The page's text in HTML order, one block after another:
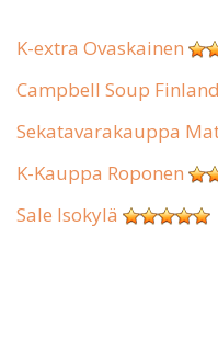
K-extra Ovaskainen
Campbell Soup
Sekatavarakauppa
K-Kauppa Roponen
Sale Isokylä